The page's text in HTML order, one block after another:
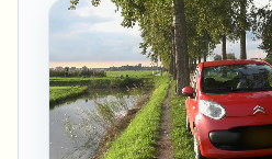
تصفح مكتبة الأمثلة الكاملة
طمس الوجه
طمس لوحة السيارة
View all features
Browse every blur tool in one place
الشركات
المدارس والتعليم
الموارد